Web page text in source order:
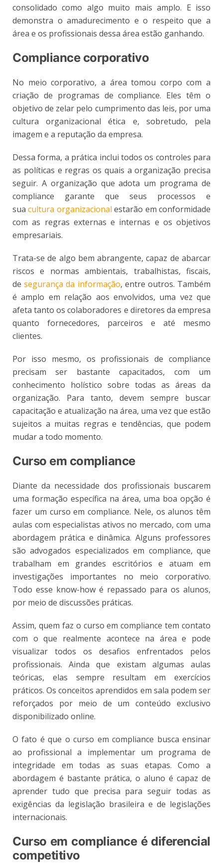
consolidado como algo muito mais amplo. E isso
demonstra o amadurecimento e o respeito que a
área e os profissionais dessa área estão ganhando.
Compliance corporativo
No meio corporativo, a área tomou corpo com a
criação de programas de compliance. Eles têm o
objetivo de zelar pelo cumprimento das leis, por uma
cultura organizacional ética e, sobretudo, pela
imagem e a reputação da empresa.
Dessa forma, a prática inclui todos os controles para
as políticas e regras os quais a organização precisa
seguir. A organização que adota um programa de
compliance garante que seus processos e
suacultura organizacional estarão em conformidade
com as regras externas e internas e os objetivos
empresariais.
Trata-se de algo bem abrangente, capaz de abarcar
riscos e normas ambientais, trabalhistas, fiscais,
desegurança da informação, entre outros. Também
é amplo em relação aos envolvidos, uma vez que
afeta tanto os colaboradores e diretores da empresa
quanto fornecedores, parceiros e até mesmo
clientes.
Por isso mesmo, os profissionais de compliance
precisam ser bastante capacitados, com um
conhecimento holístico sobre todas as áreas da
organização. Para tanto, devem sempre buscar
capacitação e atualização na área, uma vez que estão
sujeitos a muitas regras e tendências, que podem
mudar a todo momento.
Curso em compliance
Diante da necessidade dos profissionais buscarem
uma formação específica na área, uma boa opção é
fazer um curso em compliance. Nele, os alunos têm
aulas com especialistas ativos no mercado, com uma
abordagem prática e dinâmica. Alguns professores
são advogados especializados em compliance, que
trabalham em grandes escritórios e atuam em
investigações importantes no meio corporativo.
Todo esse know-how é repassado para os alunos,
por meio de discussões práticas.
Assim, quem faz o curso em compliance tem contato
com o que realmente acontece na área e pode
visualizar todos os desafios enfrentados pelos
profissionais. Ainda que existam algumas aulas
teóricas, elas sempre resultam em exercícios
práticos. Os conceitos aprendidos em sala podem ser
reforçados por meio de um conteúdo exclusivo
disponibilizado online.
O fato é que o curso em compliance busca ensinar
ao profissional a implementar um programa de
integridade em todas as suas etapas. Como a
abordagem é bastante prática, o aluno é capaz de
aprender tudo que precisa para seguir todas as
exigências da legislação brasileira e de legislações
internacionais.
Curso em compliance é diferencial
competitivo